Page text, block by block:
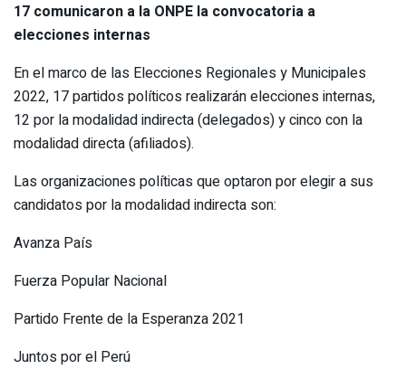
17 comunicaron a la ONPE la convocatoria a
elecciones internas
En el marco de las Elecciones Regionales y Municipales
2022, 17 partidos políticos realizarán elecciones internas,
12 por la modalidad indirecta (delegados) y cinco con la
modalidad directa (afiliados).
Las organizaciones políticas que optaron por elegir a sus
candidatos por la modalidad indirecta son:
Avanza País
Fuerza Popular Nacional
Partido Frente de la Esperanza 2021
Juntos por el Perú